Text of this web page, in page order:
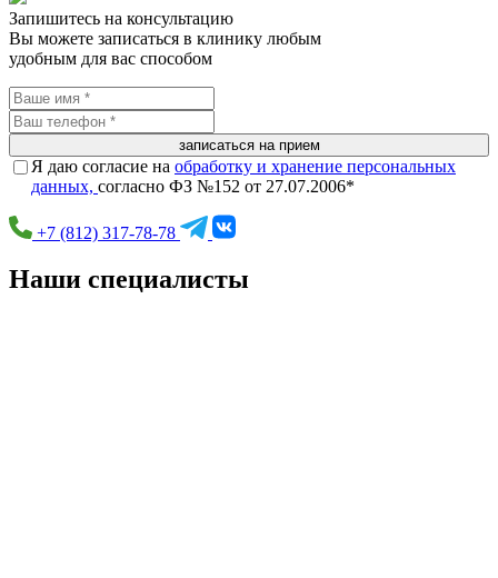
Запишитесь на консультацию
Вы можете записаться в клинику любым
удобным для вас способом
записаться на прием
Я даю согласие на обработку и хранение персональных
данных, согласно ФЗ №152 от 27.07.2006*
+7 (812) 317-78-78
Наши специалисты